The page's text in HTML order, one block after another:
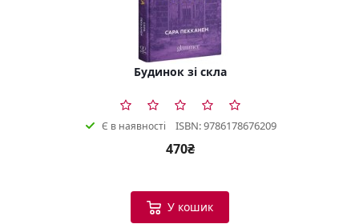
Будинок зі скла
Є в наявності ISBN: 9786178676209
470₴
У кошик